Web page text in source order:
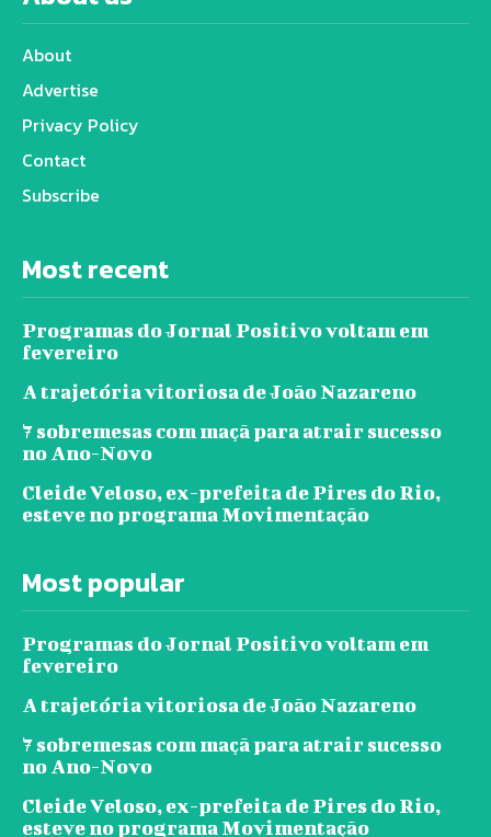
About
Advertise
Privacy Policy
Contact
Subscribe
Most recent
Programas do Jornal Positivo voltam em
fevereiro
A trajetória vitoriosa de João Nazareno
7 sobremesas com maçã para atrair sucesso
no Ano-Novo
Cleide Veloso, ex-prefeita de Pires do Rio,
esteve no programa Movimentação
Most popular
Programas do Jornal Positivo voltam em
fevereiro
A trajetória vitoriosa de João Nazareno
7 sobremesas com maçã para atrair sucesso
no Ano-Novo
Cleide Veloso, ex-prefeita de Pires do Rio,
esteve no programa Movimentação